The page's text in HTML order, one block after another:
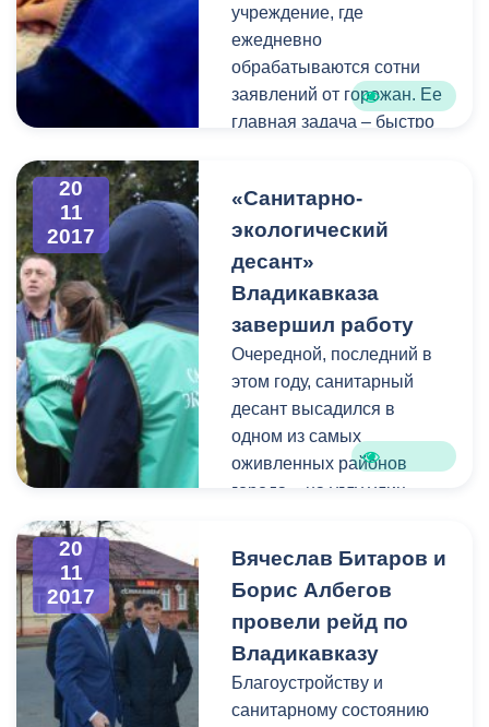
учреждение, где
ежедневно
обрабатываются сотни
заявлений от горожан. Ее
главная задача – быстро
людям с той или иной
возникшей проблемой.
20
11
2017
«Санитарно-
экологический
десант»
Владикавказа
завершил работу
Очередной, последний в
этом году, санитарный
десант высадился в
одном из самых
оживленных районов
города – на углу улиц
СОГМА.
20
11
2017
Вячеслав Битаров и
Борис Албегов
провели рейд по
Владикавказу
Благоустройству и
санитарному состоянию